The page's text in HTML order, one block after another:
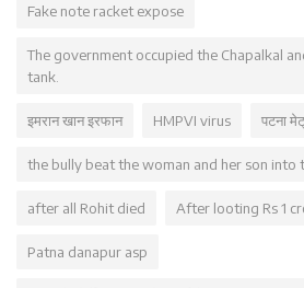
Fake note racket expose
The government occupied the Chapalkal
tank.
इमरान खान इरफान HMPVI virus पटना
the bully beat the woman and her son into
after all Rohit died After looting Rs 1
Patna danapur asp